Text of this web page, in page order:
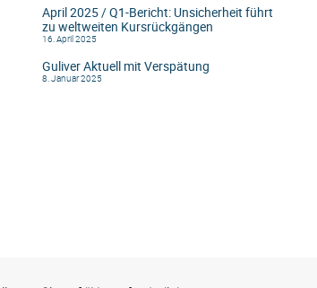
April 2025 / Q1-Bericht: Unsicherheit führt
zu weltweiten Kursrückgängen
16. April 2025
Guliver Aktuell mit Verspätung
8. Januar 2025